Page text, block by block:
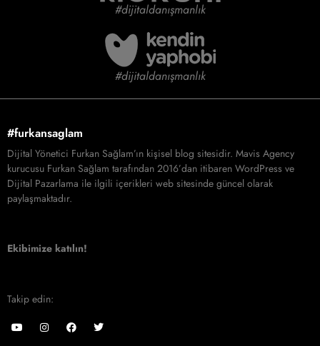
#dijitaldanışmanlık
#dijitaldanışmanlık
#furkansaglam
Dijital Yönetici Furkan Sağlam’ın kişisel blog sitesidir. Mavis Agency
kurucusu Furkan Sağlam tarafından 2016’dan itibaren WordPress ve
Dijital Pazarlama ile ilgili içerikleri web sitesinde güncel olarak
paylaşmaktadır.
Ekibimize katılın!
Takip edin: